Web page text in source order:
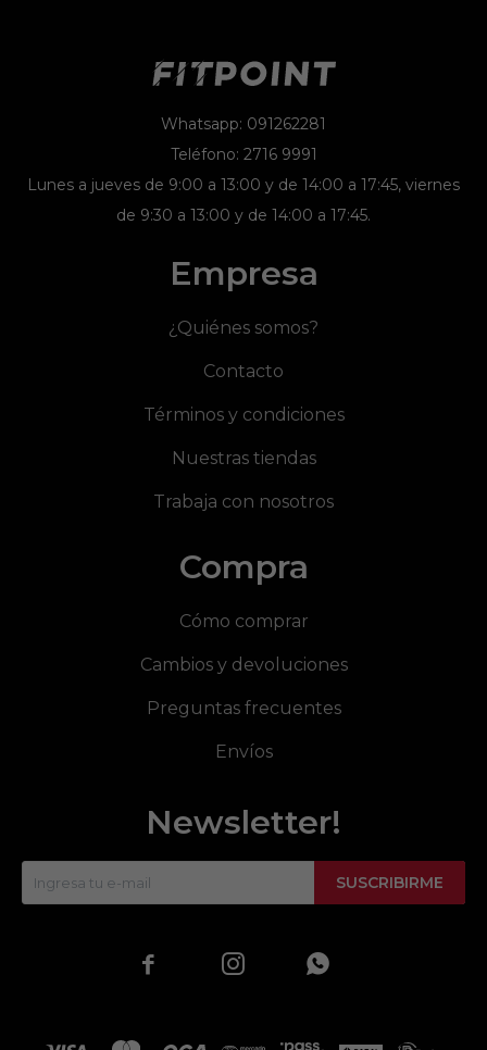
Whatsapp: 091262281
Teléfono: 2716 9991
Lunes a jueves de 9:00 a 13:00 y de 14:00 a 17:45, viernes
de 9:30 a 13:00 y de 14:00 a 17:45.
Empresa
¿Quiénes somos?
Contacto
Términos y condiciones
Nuestras tiendas
Trabaja con nosotros
Compra
Cómo comprar
Cambios y devoluciones
Preguntas frecuentes
Envíos
Newsletter!
SUSCRIBIRME
  